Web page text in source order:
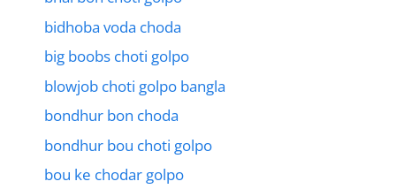
bidhoba voda choda
big boobs choti golpo
blowjob choti golpo bangla
bondhur bon choda
bondhur bou choti golpo
bou ke chodar golpo